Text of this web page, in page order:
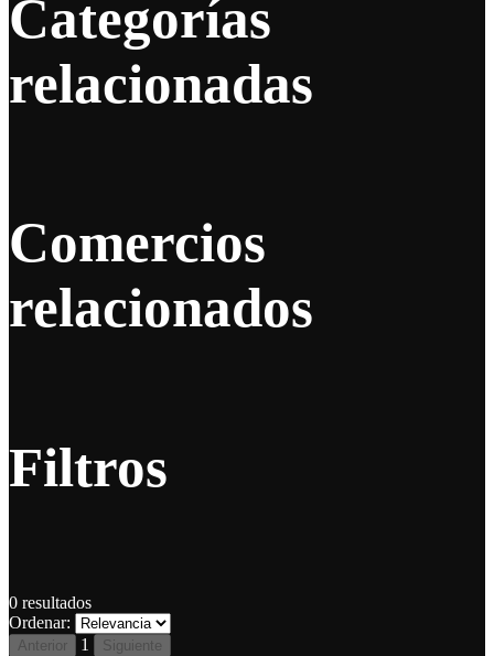
Categorías
relacionadas
Comercios
relacionados
Filtros
0 resultados
Ordenar:
Anterior 1 Siguiente